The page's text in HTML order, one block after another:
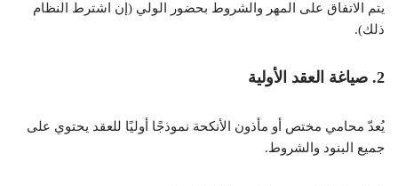
يتم الاتفاق على المهر والشروط بحضور الولي (إن اشترط النظام
ذلك).
2. صياغة العقد الأولية
يُعدّ محامي مختص أو مأذون الأنكحة نموذجًا أوليًا للعقد يحتوي على
جميع البنود والشروط.